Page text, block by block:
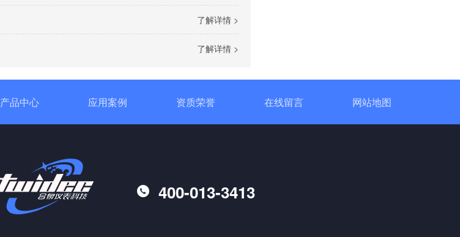
了解详情 >
了解详情 >
产品中心 应用案例 资质荣誉 在线留言 网站地图
400-013-3413